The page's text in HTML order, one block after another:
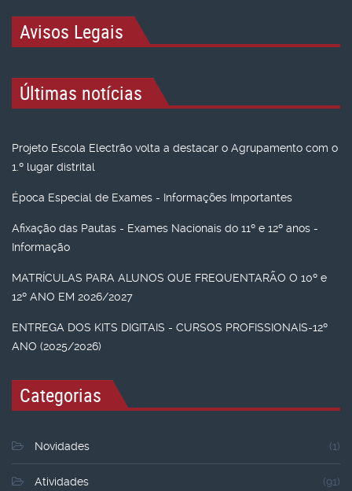
Avisos Legais
Últimas notícias
Projeto Escola Electrão volta a destacar o Agrupamento com o
1.º lugar distrital
Época Especial de Exames - Informações Importantes
Afixação das Pautas - Exames Nacionais do 11º e 12º anos -
Informação
MATRÍCULAS PARA ALUNOS QUE FREQUENTARÃO O 10º e
12º ANO EM 2026/2027
ENTREGA DOS KITS DIGITAIS - CURSOS PROFISSIONAIS-12º
ANO (2025/2026)
Categorias
Novidades (1)
Atividades (91)